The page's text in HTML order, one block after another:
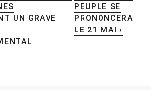
UN GRAVE
PEUPLE SE
PRONONCERA
LE 21 MAI ›